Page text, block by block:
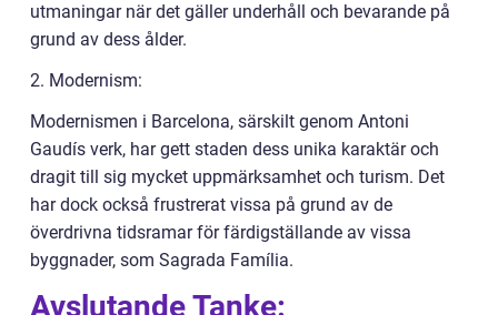
utmaningar när det gäller underhåll och bevarande på
grund av dess ålder.
2. Modernism:
Modernismen i Barcelona, särskilt genom Antoni
Gaudís verk, har gett staden dess unika karaktär och
dragit till sig mycket uppmärksamhet och turism. Det
har dock också frustrerat vissa på grund av de
överdrivna tidsramar för färdigställande av vissa
byggnader, som Sagrada Família.
Avslutande Tanke: